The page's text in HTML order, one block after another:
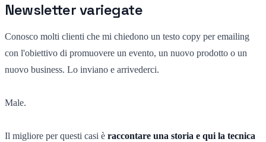
Newsletter variegate
Conosco molti clienti che mi chiedono un testo copy per emailing
con l'obiettivo di promuovere un evento, un nuovo prodotto o un
nuovo business. Lo inviano e arrivederci.
Male.
Il migliore per questi casi è raccontare una storia e qui la tecnica